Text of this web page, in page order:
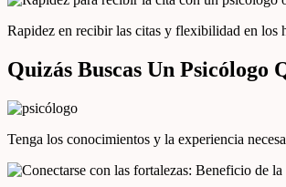
Rapidez en recibir las citas y flexibilidad en los
Quizás Buscas Un Psicólogo
Tenga los conocimientos y la experiencia